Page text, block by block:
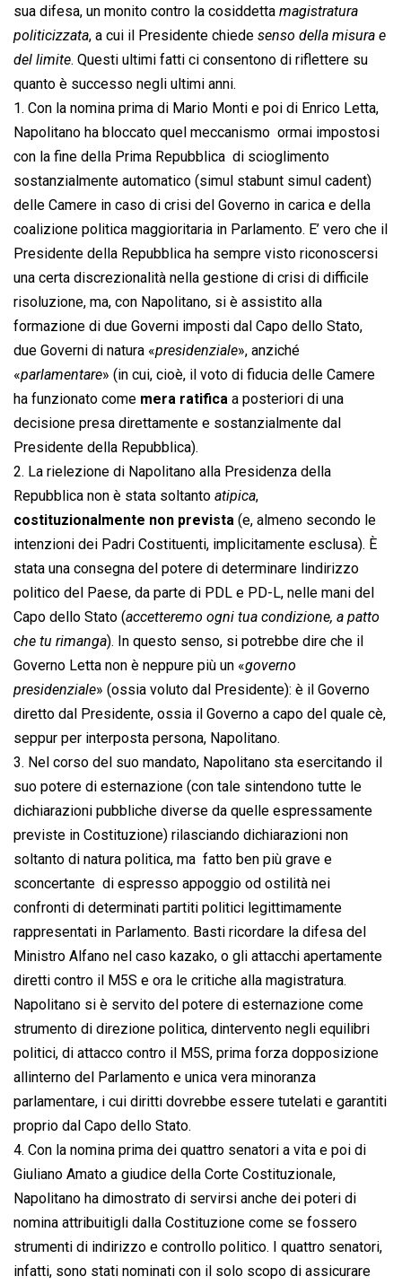
sua difesa, un monito contro la cosiddetta  magistratura
politicizzata, a cui il Presidente chiede  senso della misura e
del limite. Questi ultimi fatti ci consentono di riflettere su
quanto è successo negli ultimi anni.
1. Con la nomina prima di Mario Monti e poi di Enrico Letta,
Napolitano ha bloccato quel meccanismo  ormai impostosi
con la fine della Prima Repubblica  di scioglimento
sostanzialmente automatico (simul stabunt simul cadent)
delle Camere in caso di crisi del Governo in carica e della
coalizione politica maggioritaria in Parlamento. E’ vero che il
Presidente della Repubblica ha sempre visto riconoscersi
una certa discrezionalità nella gestione di crisi di difficile
risoluzione, ma, con Napolitano, si è assistito alla
formazione di due Governi imposti dal Capo dello Stato,
due Governi di natura «presidenziale», anziché
«parlamentare» (in cui, cioè, il voto di fiducia delle Camere
ha funzionato come mera ratifica a posteriori di una
decisione presa direttamente e sostanzialmente dal
Presidente della Repubblica).
2. La rielezione di Napolitano alla Presidenza della
Repubblica non è stata soltanto  atipica,
costituzionalmente non prevista (e, almeno secondo le
intenzioni dei Padri Costituenti, implicitamente esclusa). È
stata una consegna del potere di determinare lindirizzo
politico del Paese, da parte di PDL e PD-L, nelle mani del
Capo dello Stato (accetteremo ogni tua condizione, a patto
che tu rimanga). In questo senso, si potrebbe dire che il
Governo Letta non è neppure più un «governo
presidenziale» (ossia voluto dal Presidente): è il Governo
diretto dal Presidente, ossia il Governo a capo del quale cè,
seppur per interposta persona, Napolitano.
3. Nel corso del suo mandato, Napolitano sta esercitando il
suo potere di esternazione (con tale sintendono tutte le
dichiarazioni pubbliche diverse da quelle espressamente
previste in Costituzione) rilasciando dichiarazioni non
soltanto di natura politica, ma  fatto ben più grave e
sconcertante  di espresso appoggio od ostilità nei
confronti di determinati partiti politici legittimamente
rappresentati in Parlamento. Basti ricordare la difesa del
Ministro Alfano nel caso kazako, o gli attacchi apertamente
diretti contro il M5S e ora le critiche alla magistratura.
Napolitano si è servito del potere di esternazione come
strumento di direzione politica, dintervento negli equilibri
politici, di attacco contro il M5S, prima forza dopposizione
allinterno del Parlamento e unica vera minoranza
parlamentare, i cui diritti dovrebbe essere tutelati e garantiti
proprio dal Capo dello Stato.
4. Con la nomina prima dei quattro senatori a vita e poi di
Giuliano Amato a giudice della Corte Costituzionale,
Napolitano ha dimostrato di servirsi anche dei poteri di
nomina attribuitigli dalla Costituzione come se fossero
strumenti di indirizzo e controllo politico. I quattro senatori,
infatti, sono stati nominati con il solo scopo di assicurare